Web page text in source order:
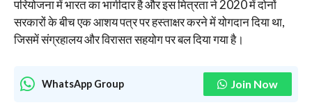
परियोजना में भारत का भागीदार है और इस मित्रता ने 2020 में दोनों
सरकारों के बीच एक आशय पत्र पर हस्ताक्षर करने में योगदान दिया था,
जिसमें संग्रहालय और विरासत सहयोग पर बल दिया गया है।
WhatsApp Group Join Now